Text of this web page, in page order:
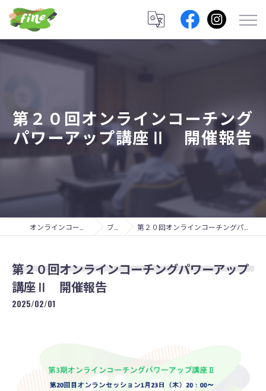
第２０回オンラインコーチング
パワーアップ講座Ⅱ 開催報告
ブログ 第２０回オンラインコーチングパワーアップ講座Ⅱ 開催報告
第２０回オンラインコーチングパワーアップ
講座Ⅱ 開催報告
2025/02/01